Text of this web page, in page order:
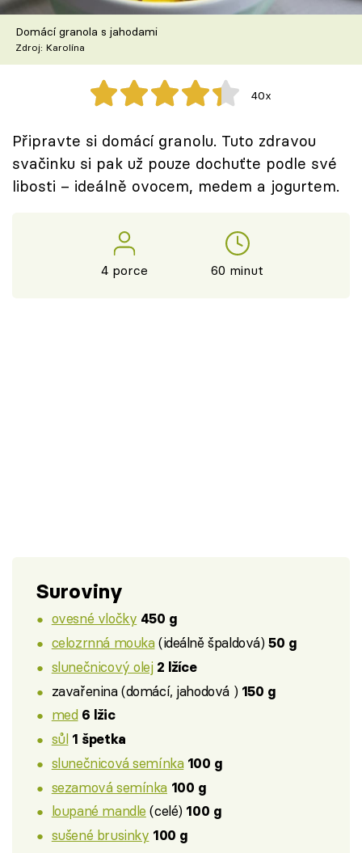
Škola vaření
Recepty z TV
Speciál: Cuketa
Těhotnej kuchař
Sledujte prima+
Domácí granola s jahodami
Zdroj: Karolína
40x
Připravte si domácí granolu. Tuto zdravou
svačinku si pak už pouze dochuťte podle své
libosti – ideálně ovocem, medem a jogurtem.
4 porce 60 minut
Suroviny
ovesné vločky 450 g
celozrnná mouka(ideálně špaldová) 50 g
slunečnicový olej 2 lžíce
zavařenina (domácí, jahodová ) 150 g
med 6 lžic
sůl 1 špetka
slunečnicová semínka 100 g
sezamová semínka 100 g
loupané mandle (celé) 100 g
sušené brusinky 100 g